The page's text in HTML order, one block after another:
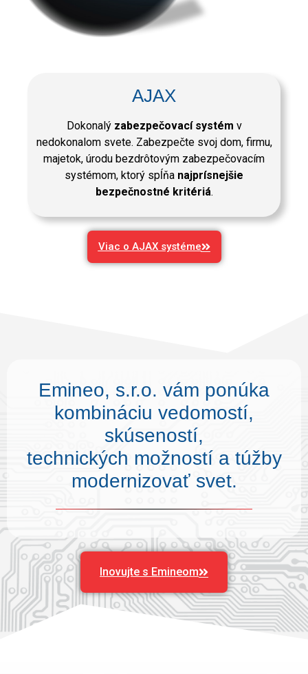
AJAX
Dokonalýzabezpečovací systém v
nedokonalom svete. Zabezpečte svoj dom, firmu,
majetok, úrodu bezdrôtovým zabezpečovacím
systémom, ktorý spĺňa najprísnejšie
bezpečnostné kritériá.
Viac o AJAX systéme
Emineo, s.r.o. vám ponúka
kombináciu vedomostí,
skúseností,
technických možností a túžby
modernizovať svet.
Inovujte s Emineom